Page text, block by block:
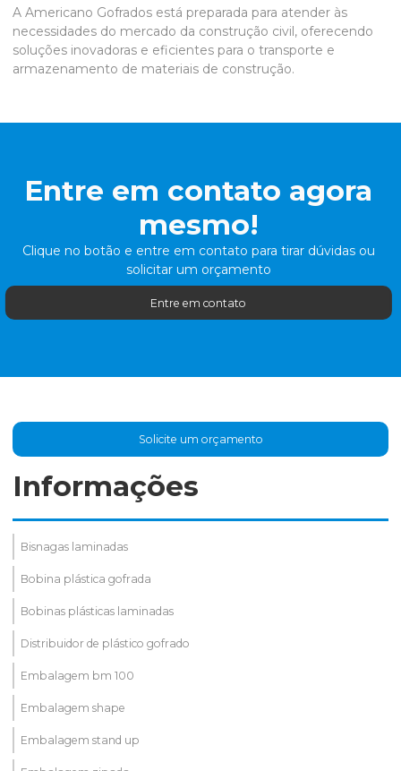
A Americano Gofrados está preparada para atender às
necessidades do mercado da construção civil, oferecendo
soluções inovadoras e eficientes para o transporte e
armazenamento de materiais de construção.
Entre em contato agora
mesmo!
Clique no botão e entre em contato para tirar dúvidas ou
solicitar um orçamento
Entre em contato
Solicite um orçamento
Informações
Bisnagas laminadas
Bobina plástica gofrada
Bobinas plásticas laminadas
Distribuidor de plástico gofrado
Embalagem bm 100
Embalagem shape
Embalagem stand up